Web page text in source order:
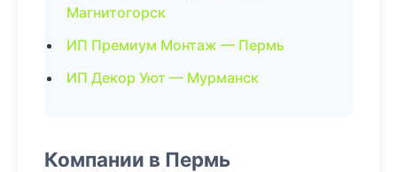
Магнитогорск
ИП Премиум Монтаж — Пермь
ИП Декор Уют — Мурманск
Компании в Пермь